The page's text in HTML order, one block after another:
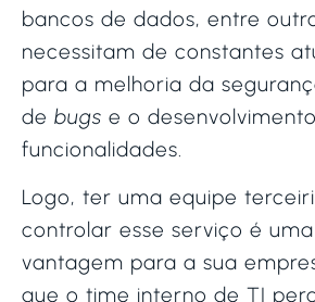
bancos de dados, entre
necessitam de constantes
para a melhoria da
de bugs e o
funcionalidades.
Logo, ter uma equipe
controlar esse serviço é
vantagem para a sua
que o time interno de TI